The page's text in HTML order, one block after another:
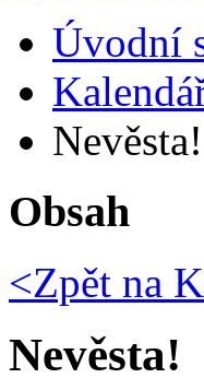
Úvodní
Nevěsta!
Obsah
<Zpět na
Nevěsta!